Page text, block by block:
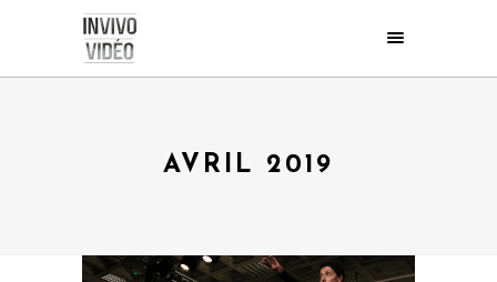
AVRIL 2019